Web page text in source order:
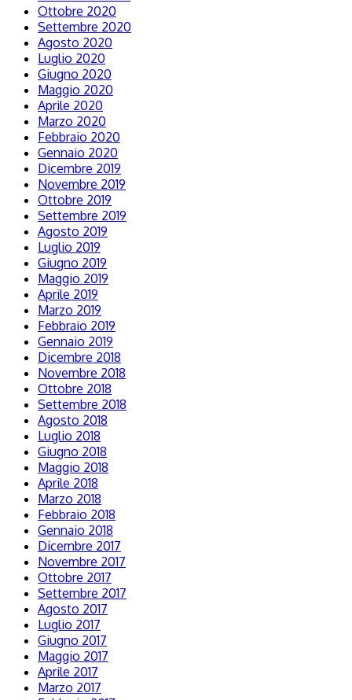
Ottobre 2020
Settembre 2020
Agosto 2020
Luglio 2020
Giugno 2020
Maggio 2020
Aprile 2020
Marzo 2020
Febbraio 2020
Gennaio 2020
Dicembre 2019
Novembre 2019
Ottobre 2019
Settembre 2019
Agosto 2019
Luglio 2019
Giugno 2019
Maggio 2019
Aprile 2019
Marzo 2019
Febbraio 2019
Gennaio 2019
Dicembre 2018
Novembre 2018
Ottobre 2018
Settembre 2018
Agosto 2018
Luglio 2018
Giugno 2018
Maggio 2018
Aprile 2018
Marzo 2018
Febbraio 2018
Gennaio 2018
Dicembre 2017
Novembre 2017
Ottobre 2017
Settembre 2017
Agosto 2017
Luglio 2017
Giugno 2017
Maggio 2017
Aprile 2017
Marzo 2017